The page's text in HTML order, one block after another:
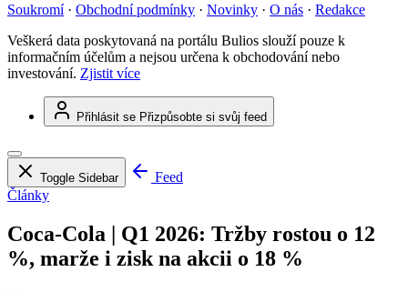
Soukromí · Obchodní podmínky · Novinky · O nás · Redakce
Veškerá data poskytovaná na portálu Bulios slouží pouze k
informačním účelům a nejsou určena k obchodování nebo
investování. Zjistit více
Přihlásit se Přizpůsobte si svůj feed
Toggle Sidebar
Feed
Články
Coca-Cola | Q1 2026: Tržby rostou o 12
%, marže i zisk na akcii o 18 %